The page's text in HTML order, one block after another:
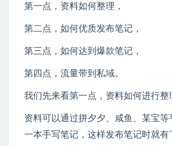
第一点，资料如何整理，
第二点，如何优质发布笔记，
第三点，如何达到爆款笔记，
第四点，流量带到私域。
我们先来看第一点，资料如何进行整
资料可以通过拼夕夕、咸鱼、某宝
一本手写笔记，这样发布笔记时就有